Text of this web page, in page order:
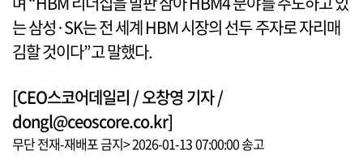
는 삼성·SK는 전 세계 HBM 시장의 선두 주자로 자리매
김할 것이다”고 말했다.
[CEO스코어데일리 / 오창영 기자 /
dongl@ceoscore.co.kr]
무단 전재-재배포 금지> 2026-01-13 07:00:00 송고